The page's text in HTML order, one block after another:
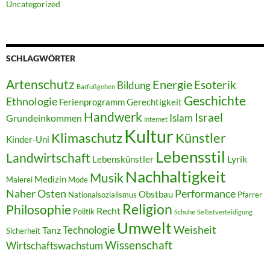
Uncategorized
SCHLAGWÖRTER
Artenschutz Barfußgehen BildungEnergieEsoterik
Ethnologie FerienprogrammGerechtigkeit Geschichte
Grundeinkommen Handwerk Internet Islam Israel
Kinder-Uni KlimaschutzKultur Künstler
Landwirtschaft Lebenskünstler Lebensstil Lyrik
Malerei Medizin Mode MusikNachhaltigkeit
Naher Osten Nationalsozialismus Obstbau Performance Pfarrer
Philosophie Politik Recht Religion Schuhe Selbstverteidigung
SicherheitTanzTechnologie UmweltWeisheit
WirtschaftswachstumWissenschaft